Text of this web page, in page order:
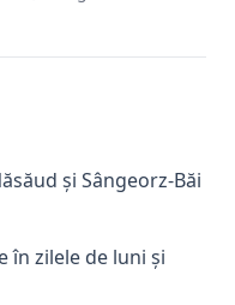
şi Sângeorz-Băi
în zilele de luni şi